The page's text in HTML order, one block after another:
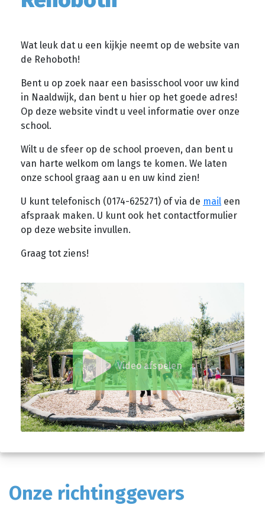
Wat leuk dat u een kijkje neemt op de website van
de Rehoboth!
Bent u op zoek naar een basisschool voor uw kind
in Naaldwijk, dan bent u hier op het goede adres!
Op deze website vindt u veel informatie over onze
school.
Wilt u de sfeer op de school proeven, dan bent u
van harte welkom om langs te komen. We laten
onze school graag aan u en uw kind zien!
U kunt telefonisch (0174-625271) of via de mail een
afspraak maken. U kunt ook het contactformulier
op deze website invullen.
Graag tot ziens!
Video afspelen
Onze richtinggevers